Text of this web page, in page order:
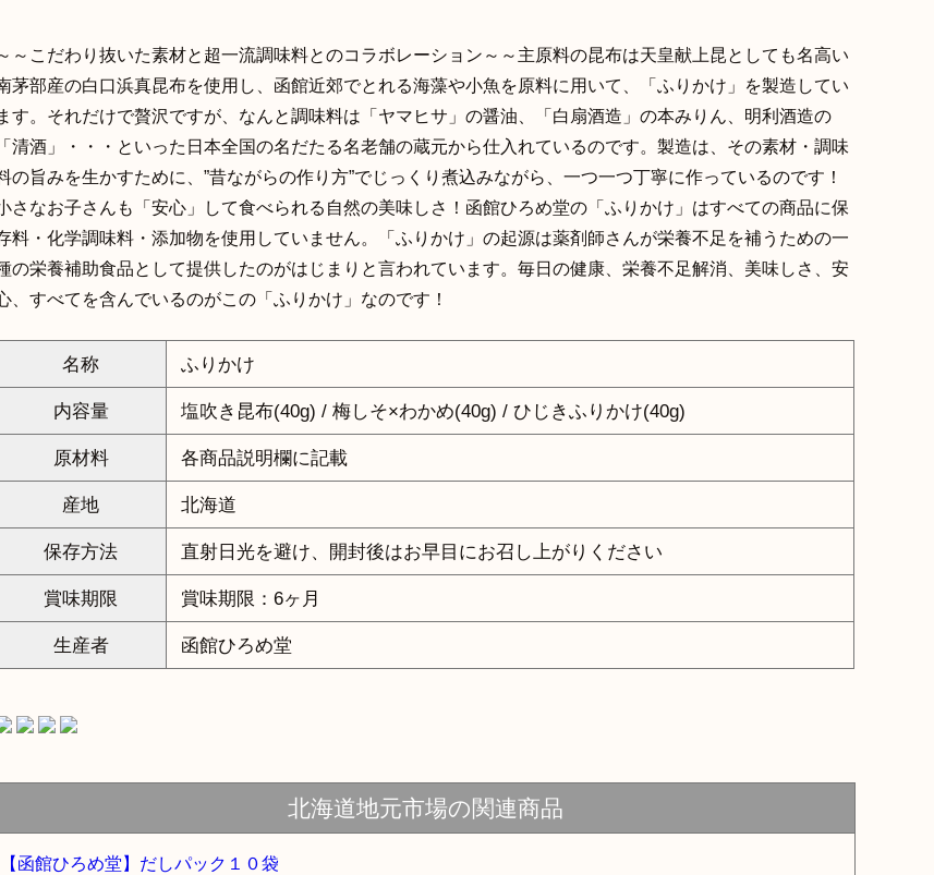
～こだわり抜いた素材と超一流調味料とのコラボレーション～～主原料の昆布は天皇献上昆としても名高い
茅部産の白口浜真昆布を使用し、函館近郊でとれる海藻や小魚を原料に用いて、「ふりかけ」を製造してい
す。それだけで贅沢ですが、なんと調味料は「ヤマヒサ」の醤油、「白扇酒造」の本みりん、明利酒造の
「清酒」・・・といった日本全国の名だたる名老舗の蔵元から仕入れているのです。製造は、その素材・調味
の旨みを生かすために、”昔ながらの作り方”でじっくり煮込みながら、一つ一つ丁寧に作っているのです！
さなお子さんも「安心」して食べられる自然の美味しさ！函館ひろめ堂の「ふりかけ」はすべての商品に保
料・化学調味料・添加物を使用していません。「ふりかけ」の起源は薬剤師さんが栄養不足を補うための一
の栄養補助食品として提供したのがはじまりと言われています。毎日の健康、栄養不足解消、美味しさ、安
、すべてを含んでいるのがこの「ふりかけ」なのです！
名称 ふりかけ
内容量 塩吹き昆布(40g) / 梅しそ×わかめ(40g) / ひじきふりかけ(40g)
原材料 各商品説明欄に記載
産地 北海道
保存方法 直射日光を避け、開封後はお早目にお召し上がりください
賞味期限 賞味期限：6ヶ月
生産者 函館ひろめ堂
北海道地元市場の関連商品
【函館ひろめ堂】だしパック１０袋